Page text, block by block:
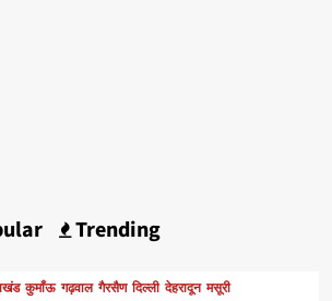
Trending
कुमाँऊ गढ़वाल गैरसैण दिल्ली देहरादून मसूरी